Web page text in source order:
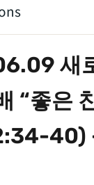
새
“좋은
40)